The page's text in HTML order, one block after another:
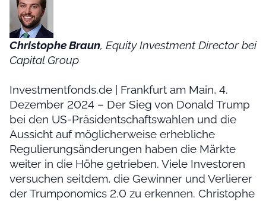
Christophe Braun, Equity Investment Director bei
Capital Group
Investmentfonds.de | Frankfurt am Main, 4.
Dezember 2024 – Der Sieg von Donald Trump
bei den US-Präsidentschaftswahlen und die
Aussicht auf möglicherweise erhebliche
Regulierungsänderungen haben die Märkte
weiter in die Höhe getrieben. Viele Investoren
versuchen seitdem, die Gewinner und Verlierer
der Trumponomics 2.0 zu erkennen. Christophe